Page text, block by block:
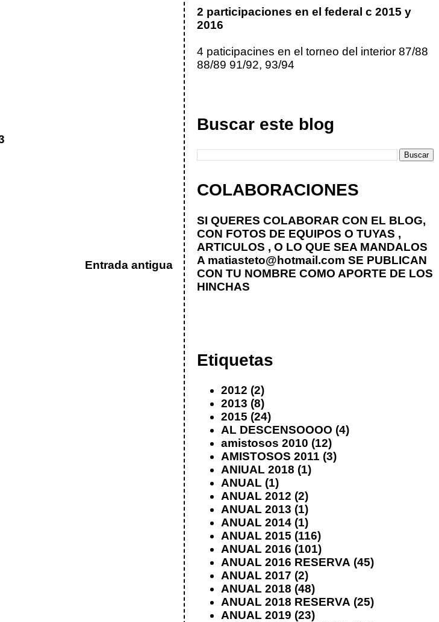
Entrada antigua
2 participaciones en el federal c 2015 y
2016
4 paticipacines en el torneo del interior 87/88
88/89 91/92, 93/94
Buscar este blog
COLABORACIONES
SI QUERES COLABORAR CON EL BLOG,
CON FOTOS DE EQUIPOS O TUYAS ,
ARTICULOS , O LO QUE SEA MANDALOS
A matiasteto@hotmail.com SE PUBLICAN
CON TU NOMBRE COMO APORTE DE LOS
HINCHAS
Etiquetas
2012 (2)
2013 (8)
2015 (24)
AL DESCENSOOOO (4)
amistosos 2010 (12)
AMISTOSOS 2011 (3)
ANIUAL 2018 (1)
ANUAL (1)
ANUAL 2012 (2)
ANUAL 2013 (1)
ANUAL 2014 (1)
ANUAL 2015 (116)
ANUAL 2016 (101)
ANUAL 2016 RESERVA (45)
ANUAL 2017 (2)
ANUAL 2018 (48)
ANUAL 2018 RESERVA (25)
ANUAL 2019 (23)